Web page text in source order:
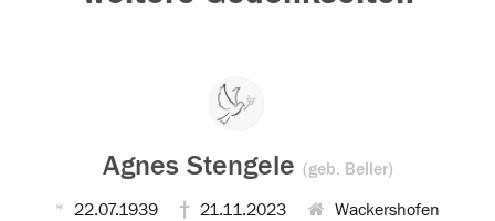
Agnes Stengele (geb. Beller)
22.07.1939 21.11.2023 Wackershofen